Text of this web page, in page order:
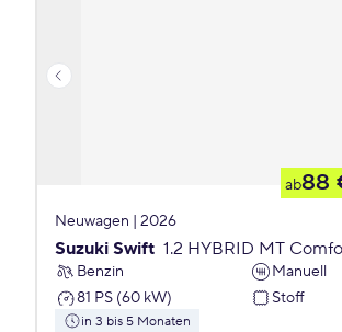
ab88
Neuwagen | 2026
Suzuki Swift 1.2 HYBRID MT
Benzin
Manuell
81 PS (60 kW)
Stoff
in 3 bis 5 Monaten